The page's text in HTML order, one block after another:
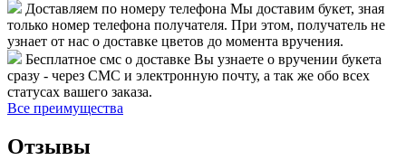
Доставляем по номеру телефона Мы доставим букет, зная
только номер телефона получателя. При этом, получатель не
узнает от нас о доставке цветов до момента вручения.
Бесплатное смс о доставке Вы узнаете о вручении букета
сразу - через СМС и электронную почту, а так же обо всех
статусах вашего заказа.
Все преимущества
Отзывы